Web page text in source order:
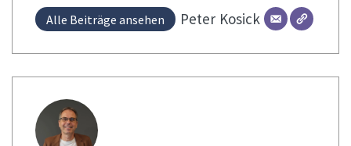
Alle Beiträge ansehen Peter Kosick